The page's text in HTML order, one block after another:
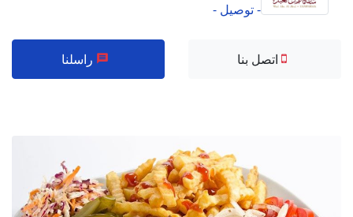
- توصيل -
اتصل بنا راسلنا